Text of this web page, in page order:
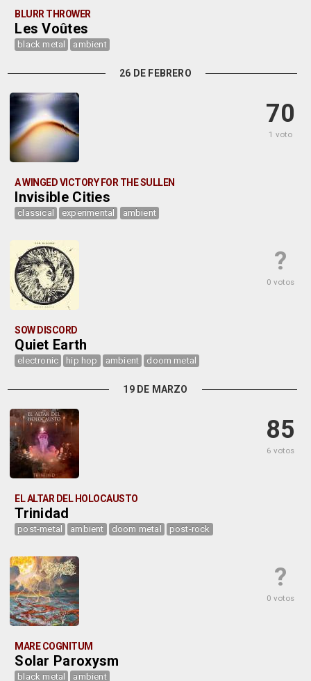
BLURR THROWER
Les Voûtes
black metal ambient
26 DE FEBRERO
70
1 voto
A WINGED VICTORY FOR THE SULLEN
Invisible Cities
classical experimental ambient
?
0 votos
SOW DISCORD
Quiet Earth
electronic hip hop ambient doom metal
19 DE MARZO
85
6 votos
EL ALTAR DEL HOLOCAUSTO
Trinidad
post-metal ambient doom metal post-rock
?
0 votos
MARE COGNITUM
Solar Paroxysm
black metal ambient